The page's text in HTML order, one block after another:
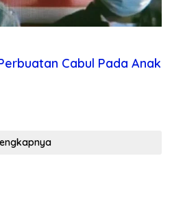
Cabul Pada Anak